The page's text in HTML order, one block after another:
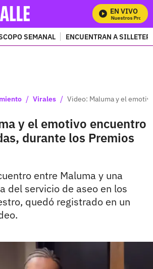
EN VIVO
Mira Todos Nuestros
SEMANAL ENCUENTRAN A
/ Virales / Video: Maluma y el
y el emotivo encuentro
durante los Premios
entre Maluma y una
del servicio de aseo en los
quedó registrado en un